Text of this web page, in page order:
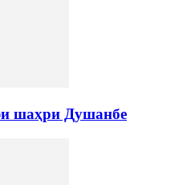
шаҳри Душанбе